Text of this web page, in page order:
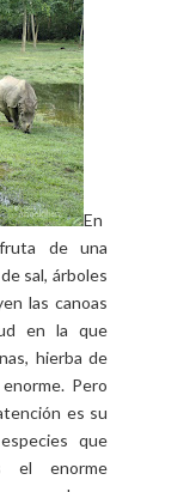
En
de una
sal, árboles
las canoas
en la que
hierba de
Pero
es su
que
el enorme